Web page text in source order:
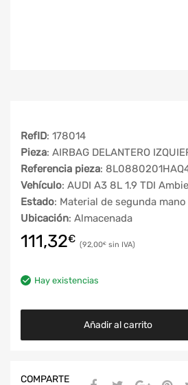
RefID: 178014
Pieza: AIRBAG DELANTERO
Referencia pieza:
Vehículo: AUDI A3 8L 1.9 TDI
Estado: Material de segunda mano
Ubicación: Almacenada
111,32€ 92,00€
Hay existencias
Añadir al carrito
COMPARTE